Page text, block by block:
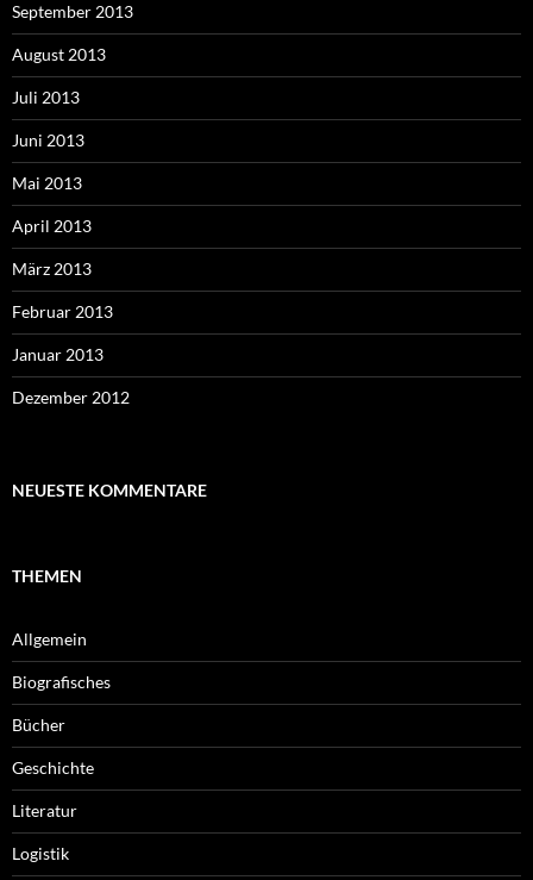
September 2013
August 2013
Juli 2013
Juni 2013
Mai 2013
April 2013
März 2013
Februar 2013
Januar 2013
Dezember 2012
NEUESTE KOMMENTARE
THEMEN
Allgemein
Biografisches
Bücher
Geschichte
Literatur
Logistik